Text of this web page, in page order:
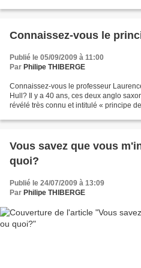
Connaissez-vous le
Publié le 05/09/2009 à 11:00
Par Philipe THIBERGE
Connaissez-vous le professeur
Hull? Il y a 40 ans, ces deux anglo
révélé très connu et intitulé « principe
Vous savez que vous
quoi?
Publié le 24/07/2009 à 13:09
Par Philipe THIBERGE